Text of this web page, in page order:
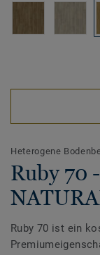
Heterogene
Ruby 70
Ruby 70 ist ein